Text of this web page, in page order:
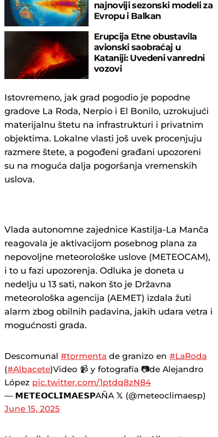
najnoviji sezonski modeli za
Evropu i Balkan
Erupcija Etne obustavila
avionski saobraćaj u
Kataniji: Uvedeni vanredni
vozovi
Istovremeno, jak grad pogodio je popodne
gradove La Roda, Nerpio i El Bonilo, uzrokujući
materijalnu štetu na infrastrukturi i privatnim
objektima. Lokalne vlasti još uvek procenjuju
razmere štete, a pogođeni građani upozoreni
su na moguća dalja pogoršanja vremenskih
uslova.
Vlada autonomne zajednice Kastilja-La Manča
reagovala je aktivacijom posebnog plana za
nepovoljne meteorološke uslove (METEOCAM),
i to u fazi upozorenja. Odluka je doneta u
nedelju u 13 sati, nakon što je Državna
meteorološka agencija (AEMET) izdala žuti
alarm zbog obilnih padavina, jakih udara vetra i
mogućnosti grada.
Descomunal#tormenta de granizo en#LaRoda
(#Albacete)Video 📹 y fotografía 📷de Alejandro
López pic.twitter.com/1ptdq8zN84
— 𝗠𝗘𝗧𝗘𝗢𝗖𝗟𝗜𝗠𝗔𝗘𝗦𝗣AÑA 𝕏 (@meteoclimaesp)
June 15, 2025